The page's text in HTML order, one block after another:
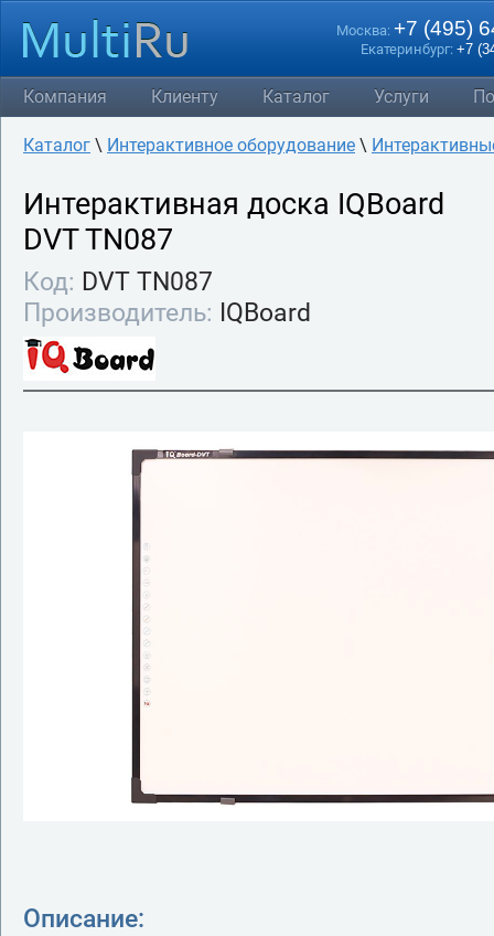
Москва: +7 (495)
Екатеринбург: +7
Компания Клиенту Каталог Услуги
Каталог \ Интерактивное оборудование \
Интерактивная доска IQBoard
DVT TN087
Код: DVT TN087
Производитель: IQBoard
Описание: